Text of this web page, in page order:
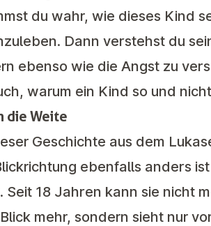
du wahr, wie dieses Kind
Dann verstehst du
ebenso wie die Angst zu
warum ein Kind so und
die Weite
Geschichte aus dem
ebenfalls anders
Seit 18 Jahren kann sie nicht
mehr, sondern sieht nur